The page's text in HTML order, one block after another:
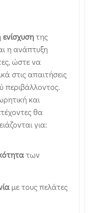
ενίσχυσητης
η ανάπτυξη
ώστε να
στις απαιτήσεις
περιβάλλοντος.
και
θα
για:
των
με τους πελάτες